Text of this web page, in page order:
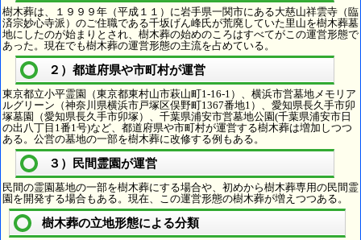
樹木葬は、１９９９年（平成１１）に岩手県一関市にある大慈山祥雲寺（臨
済宗妙心寺派）のご住職である千坂げん峰氏が荒廃していた里山を樹木葬墓
地にしたのが始まりとされ、樹木葬の始めのころはすべてがこの運営形態で
あった。現在でも樹木葬の運営形態の主流を占めている。
２）都道府県や市町村が運営
東京都立小平霊園（東京都東村山市萩山町1-16-1）、横浜市営墓地メモリア
ルグリーン（神奈川県横浜市戸塚区俣野町1367番地1）、愛知県長久手市卯
塚墓園（愛知県長久手市卯塚）、千葉県浦安市営墓地公園(千葉県浦安市日
の出八丁目1番1号)など、都道府県や市町村が運営する樹木葬は増加しつつ
ある。公営の墓地の一部を樹木葬に改修する例もある。
３）民間霊園が運営
民間の霊園墓地の一部を樹木葬にする場合や、初めから樹木葬専用の民間霊
園を開発する場合もある。現在、この運営形態の樹木葬が増えつつある。
樹木葬の立地形態による分類